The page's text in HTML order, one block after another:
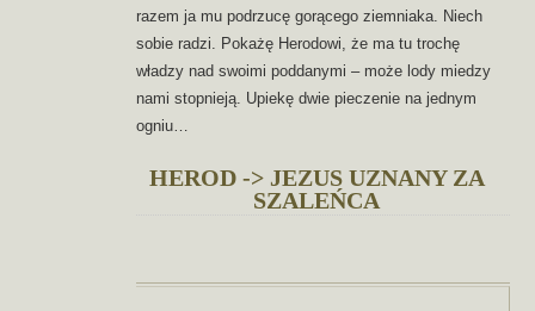
razem ja mu podrzucę gorącego ziemniaka. Niech
sobie radzi. Pokażę Herodowi, że ma tu trochę
władzy nad swoimi poddanymi – może lody miedzy
nami stopnieją. Upiekę dwie pieczenie na jednym
ogniu…
HEROD -> JEZUS UZNANY ZA
SZALEŃCA